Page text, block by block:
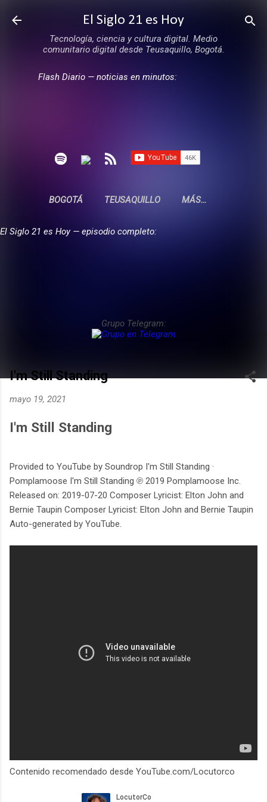
Ir al contenido principal
El Siglo 21 es Hoy
Tecnología, ciencia y cultura digital. Medio
comunitario digital desde Teusaquillo, Bogotá.
Flash Diario — noticias en minutos:
BOGOTÁ TEUSAQUILLO MÁS…
El Siglo 21 es Hoy — episodio completo:
Grupo Telegram:
I'm Still Standing
mayo 19, 2021
I'm Still Standing
Provided to YouTube by Soundrop I'm Still Standing ·
Pomplamoose I'm Still Standing ℗ 2019 Pomplamoose Inc.
Released on: 2019-07-20 Composer Lyricist: Elton John and
Bernie Taupin Composer Lyricist: Elton John and Bernie Taupin
Auto-generated by YouTube.
Contenido recomendado desde YouTube.com/Locutorco